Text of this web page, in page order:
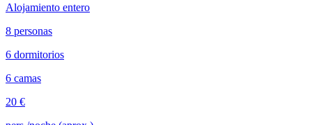
Alojamiento entero
8 personas
6 dormitorios
6 camas
20 €